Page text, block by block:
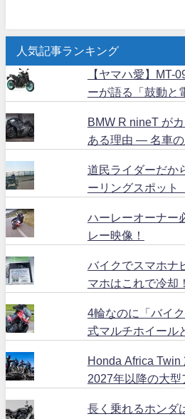
人気記事ランキング
【ヤマハ愛】MT-
ーが語る「鼓動と
BMW R nineT が
ある理由 ― 名車
道民ライダーだか
ーリングスポット
ハーレーオーナー
レー映像！
バイクでスマホナ
マホはこれで冷却！
4輪なのに「バイ
式マルチホイール
Honda Africa
2027年以降の大型
長く乗れるホンダ